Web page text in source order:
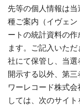
先等の個人情報は
種ご案内（イヴェ
ートの統計資料の
ます。ご記入いた
社にて保管し、当
開示する以外、第
ワーレコード株式
しては、次のサイト